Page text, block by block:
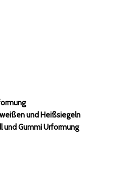
und Heißsiegeln
und Gummi Urformung